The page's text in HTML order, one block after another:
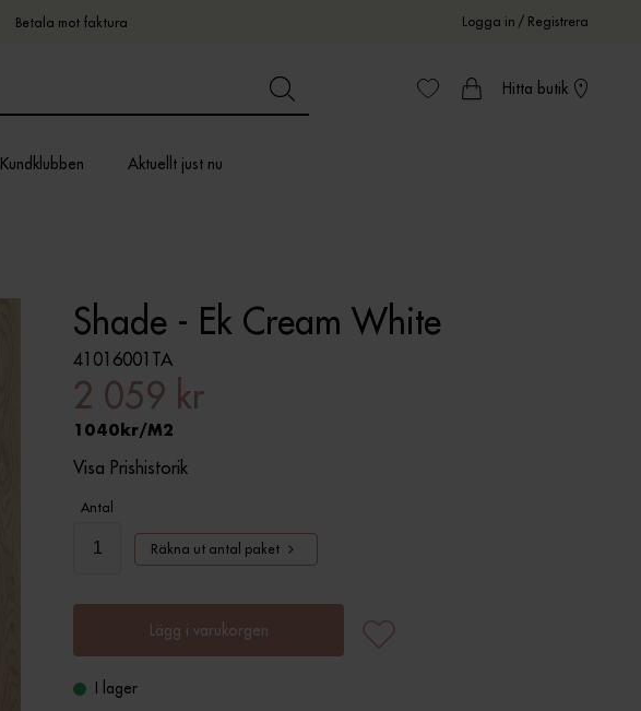
Betala mot faktura Logga in / Registrera
Hitta butik
Kundklubben Aktuellt just nu
Shade - Ek Cream White
41016001TA
2 059 kr
1040 M2
Visa Prishistorik
Antal
Räkna ut antal paket
Lägg i varukorgen
I lager